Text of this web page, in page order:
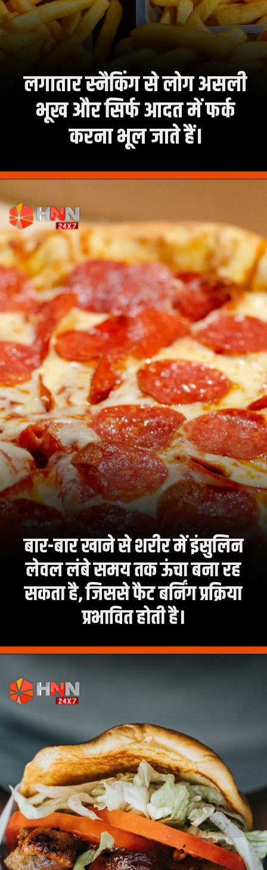
लगातार स्नैकिंग से लोग असली
भूख और सिर्फ आदत में फर्क
करना भूल जाते हैं।
बार-बार खाने से शरीर में इंसुलिन
लेवल लंबे समय तक ऊंचा बना रह
सकता है, जिससे फैट बर्निंग प्रक्रिया